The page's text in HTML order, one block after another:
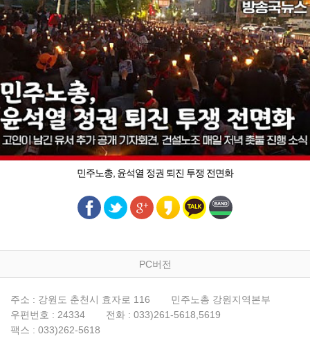
민주노총, 윤석열 정권 퇴진 투쟁 전면화
PC버전
주소 : 강원도 춘천시 효자로 116
민주노총 강원지역본부
우편번호 : 24334
전화 : 033)261-5618,5619
팩스 : 033)262-5618